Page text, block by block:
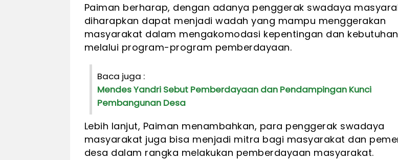
Paiman berharap, dengan adanya penggerak swadaya
diharapkan dapat menjadi wadah yang mampu menggerakan
masyarakat dalam mengakomodasi kepentingan dan
melalui program-program pemberdayaan.
Baca juga :
Mendes Yandri Sebut Pemberdayaan dan Pendampingan Kunci
Pembangunan Desa
Lebih lanjut, Paiman menambahkan, para penggerak swadaya
masyarakat juga bisa menjadi mitra bagi masyarakat dan
desa dalam rangka melakukan pemberdayaan masyarakat.